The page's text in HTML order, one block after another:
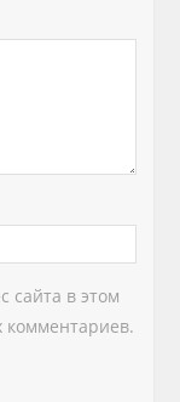
сайта в этом
комментариев.